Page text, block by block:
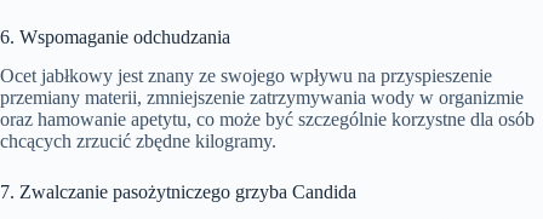
6. Wspomaganie odchudzania
Ocet jabłkowy jest znany ze swojego wpływu na przyspieszenie
przemiany materii, zmniejszenie zatrzymywania wody w organizmie
oraz hamowanie apetytu, co może być szczególnie korzystne dla osób
chcących zrzucić zbędne kilogramy.
7. Zwalczanie pasożytniczego grzyba Candida